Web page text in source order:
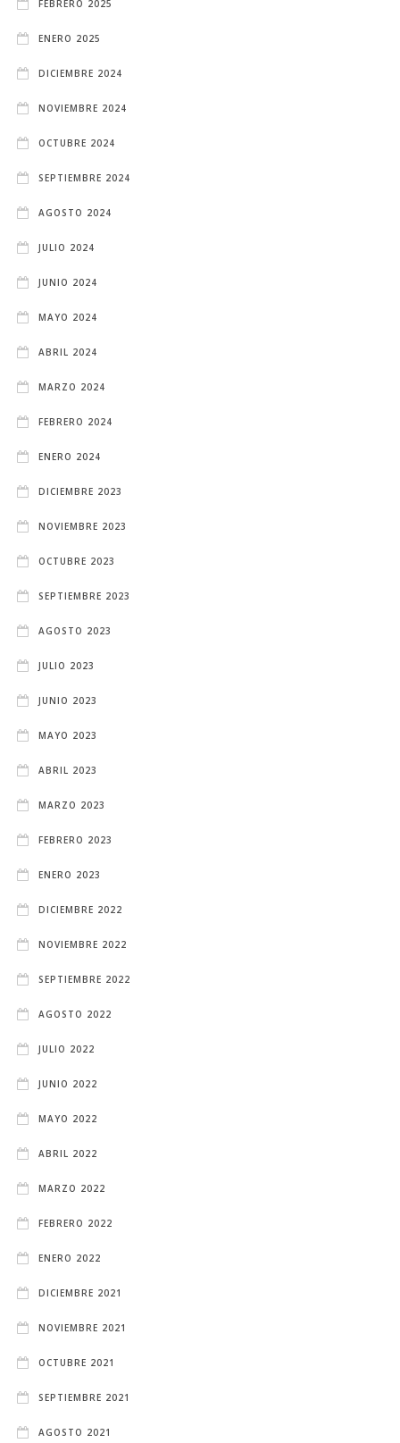
FEBRERO 2025
ENERO 2025
DICIEMBRE 2024
NOVIEMBRE 2024
OCTUBRE 2024
SEPTIEMBRE 2024
AGOSTO 2024
JULIO 2024
JUNIO 2024
MAYO 2024
ABRIL 2024
MARZO 2024
FEBRERO 2024
ENERO 2024
DICIEMBRE 2023
NOVIEMBRE 2023
OCTUBRE 2023
SEPTIEMBRE 2023
AGOSTO 2023
JULIO 2023
JUNIO 2023
MAYO 2023
ABRIL 2023
MARZO 2023
FEBRERO 2023
ENERO 2023
DICIEMBRE 2022
NOVIEMBRE 2022
SEPTIEMBRE 2022
AGOSTO 2022
JULIO 2022
JUNIO 2022
MAYO 2022
ABRIL 2022
MARZO 2022
FEBRERO 2022
ENERO 2022
DICIEMBRE 2021
NOVIEMBRE 2021
OCTUBRE 2021
SEPTIEMBRE 2021
AGOSTO 2021